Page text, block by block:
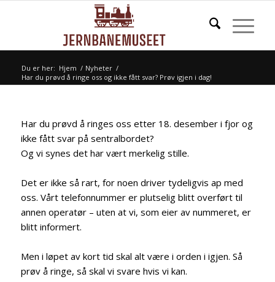
Du er her: Hjem / Nyheter /
Har du prøvd å ringe oss og ikke fått svar? Prøv igjen i dag!
Har du prøvd å ringes oss etter 18. desember i fjor og
ikke fått svar på sentralbordet?
Og vi synes det har vært merkelig stille.
Det er ikke så rart, for noen driver tydeligvis ap med
oss. Vårt telefonnummer er plutselig blitt overført til
annen operatør – uten at vi, som eier av nummeret, er
blitt informert.
Men i løpet av kort tid skal alt være i orden i igjen. Så
prøv å ringe, så skal vi svare hvis vi kan.